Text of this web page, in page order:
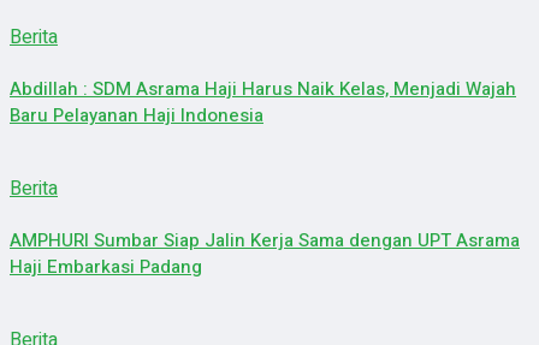
Berita
Abdillah : SDM Asrama Haji Harus Naik Kelas, Menjadi Wajah
Baru Pelayanan Haji Indonesia
Berita
AMPHURI Sumbar Siap Jalin Kerja Sama dengan UPT Asrama
Haji Embarkasi Padang